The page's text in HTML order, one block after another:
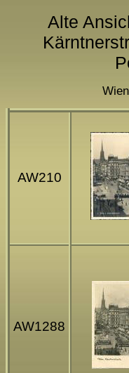
Alte
AW210
AW1288